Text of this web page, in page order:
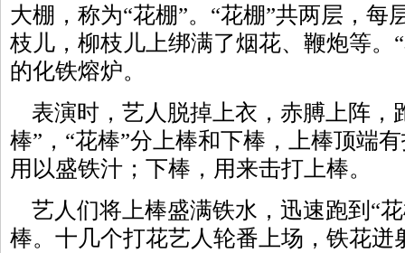
大棚，称为“花棚”。“花棚”共两层，每
枝儿，柳枝儿上绑满了烟花、鞭炮等。
的化铁熔炉。
表演时，艺人脱掉上衣，赤膊上阵，
棒”，“花棒”分上棒和下棒，上棒顶端
用以盛铁汁；下棒，用来击打上棒。
艺人们将上棒盛满铁水，迅速跑到“
棒。十几个打花艺人轮番上场，铁花迸